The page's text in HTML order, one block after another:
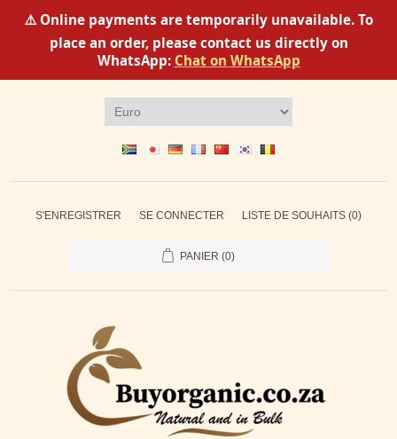
⚠️ Online payments are temporarily unavailable. To
place an order, please contact us directly on
WhatsApp: Chat on WhatsApp
S'ENREGISTRER SE CONNECTER LISTE DE SOUHAITS (0)
PANIER (0)